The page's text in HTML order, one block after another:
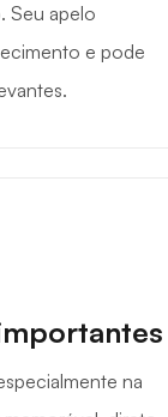
Seu apelo
e pode
na